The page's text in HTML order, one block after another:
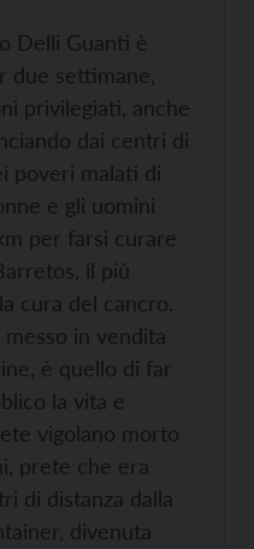
Delli Guanti è
due settimane,
privilegiati, anche
dai centri di
poveri malati di
e gli uomini
per farsi curare
il più
cura del cancro.
in vendita
è quello di far
la vita e
vigolano morto
prete che era
di distanza dalla
divenuta